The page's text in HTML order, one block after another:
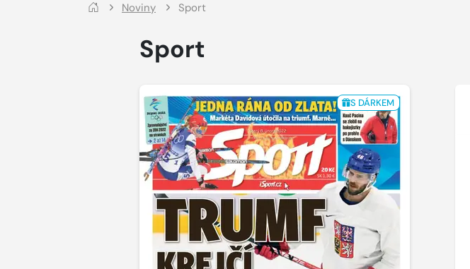
Noviny Sport
Sport
S DÁRKEM